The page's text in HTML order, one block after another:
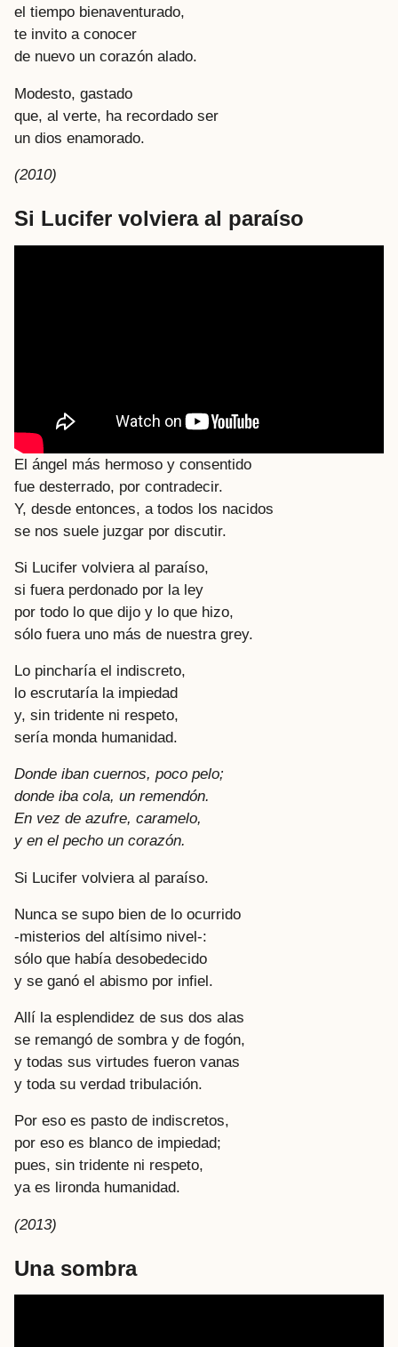
el tiempo bienaventurado,
te invito a conocer
de nuevo un corazón alado.
Modesto, gastado
que, al verte, ha recordado ser
un dios enamorado.
(2010)
Si Lucifer volviera al paraíso
El ángel más hermoso y consentido
fue desterrado, por contradecir.
Y, desde entonces, a todos los nacidos
se nos suele juzgar por discutir.
Si Lucifer volviera al paraíso,
si fuera perdonado por la ley
por todo lo que dijo y lo que hizo,
sólo fuera uno más de nuestra grey.
Lo pincharía el indiscreto,
lo escrutaría la impiedad
y, sin tridente ni respeto,
sería monda humanidad.
Donde iban cuernos, poco pelo;
donde iba cola, un remendón.
En vez de azufre, caramelo,
y en el pecho un corazón.
Si Lucifer volviera al paraíso.
Nunca se supo bien de lo ocurrido
-misterios del altísimo nivel-:
sólo que había desobedecido
y se ganó el abismo por infiel.
Allí la esplendidez de sus dos alas
se remangó de sombra y de fogón,
y todas sus virtudes fueron vanas
y toda su verdad tribulación.
Por eso es pasto de indiscretos,
por eso es blanco de impiedad;
pues, sin tridente ni respeto,
ya es lironda humanidad.
(2013)
Una sombra